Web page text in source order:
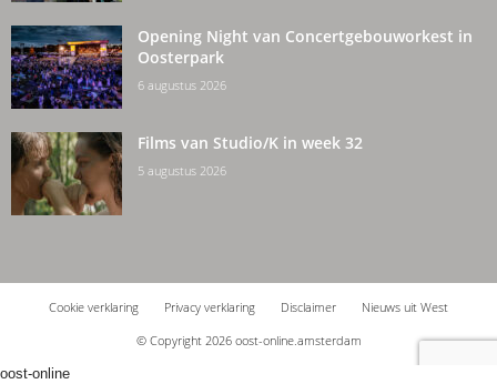
Opening Night van Concertgebouworkest in
Oosterpark
6 augustus 2026
Films van Studio/K in week 32
5 augustus 2026
Cookie verklaring Privacy verklaring Disclaimer
Nieuws uit West
© Copyright 2026 oost-online.amsterdam
oost-online